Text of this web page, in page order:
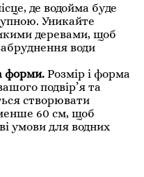
де водойма буде
Уникайте
деревами, щоб
води
форми. Розмір і форма
подвір’я та
створювати
60 см, щоб
умови для водних